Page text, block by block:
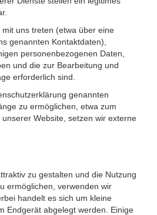
uns treten (etwa über eine
genannten Kontaktdaten),
personenbezogenen Daten,
und die zur Bearbeitung und
erforderlich sind.
genannten
zu ermöglichen, etwa zum
Website, setzen wir externe
zu gestalten und die Nutzung
ermöglichen, verwenden wir
handelt es sich um kleine
Endgerät abgelegt werden. Einige